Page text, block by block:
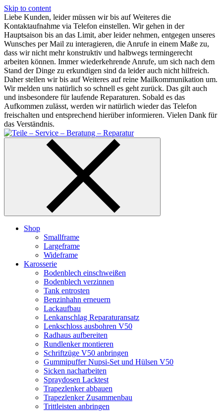
Skip to content
Liebe Kunden, leider müssen wir bis auf Weiteres die
Kontaktaufnahme via Telefon einstellen. Wir gehen in der
Hauptsaison bis an das Limit, aber leider nehmen, entgegen unseres
Wunsches per Mail zu interagieren, die Anrufe in einem Maße zu,
dass wir nicht mehr konstruktiv und halbwegs termingerecht
arbeiten können. Immer wiederkehrende Anrufe, um sich nach dem
Stand der Dinge zu erkundigen sind da leider auch nicht hilfreich.
Daher stellen wir bis auf Weiteres auf reine Mailkommunikation um.
Wir melden uns natürlich so schnell es geht zurück. Das gilt auch
und insbesondere für laufende Reparaturen. Sobald es das
Aufkommen zulässt, werden wir natürlich wieder das Telefon
freischalten und entsprechend hierüber informieren. Vielen Dank für
das Verständnis.
Shop
Smallframe
Largeframe
Wideframe
Karosserie
Bodenblech einschweißen
Bodenblech verzinnen
Tank entrosten
Benzinhahn erneuern
Lackaufbau
Lenkanschlag Reparaturansatz
Lenkschloss ausbohren V50
Radhaus aufbereiten
Rundlenker montieren
Schriftzüge V50 anbringen
Gummipuffer Nupsi-Set und Hülsen V50
Sicken nacharbeiten
Spraydosen Lacktest
Trapezlenker abbauen
Trapezlenker Zusammenbau
Trittleisten anbringen